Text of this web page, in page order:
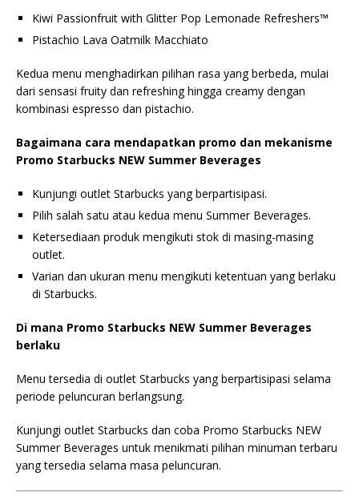
Kiwi Passionfruit with Glitter Pop Lemonade Refreshers™
Pistachio Lava Oatmilk Macchiato
Kedua menu menghadirkan pilihan rasa yang berbeda, mulai
dari sensasi fruity dan refreshing hingga creamy dengan
kombinasi espresso dan pistachio.
Bagaimana cara mendapatkan promo dan mekanisme
Promo Starbucks NEW Summer Beverages
Kunjungi outlet Starbucks yang berpartisipasi.
Pilih salah satu atau kedua menu Summer Beverages.
Ketersediaan produk mengikuti stok di masing-masing
outlet.
Varian dan ukuran menu mengikuti ketentuan yang berlaku
di Starbucks.
Di mana Promo Starbucks NEW Summer Beverages
berlaku
Menu tersedia di outlet Starbucks yang berpartisipasi selama
periode peluncuran berlangsung.
Kunjungi outlet Starbucks dan coba Promo Starbucks NEW
Summer Beverages untuk menikmati pilihan minuman terbaru
yang tersedia selama masa peluncuran.